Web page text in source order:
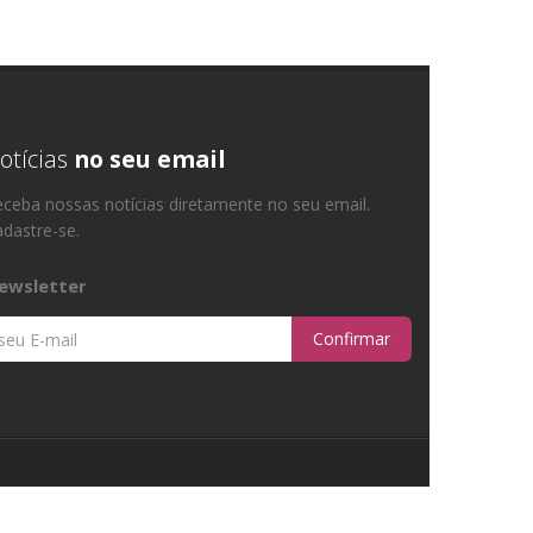
no seu email
nossas notícias diretamente no seu email.
se.
Confirmar